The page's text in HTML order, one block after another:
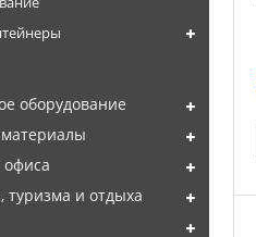
оборудование
туризма и отдыха